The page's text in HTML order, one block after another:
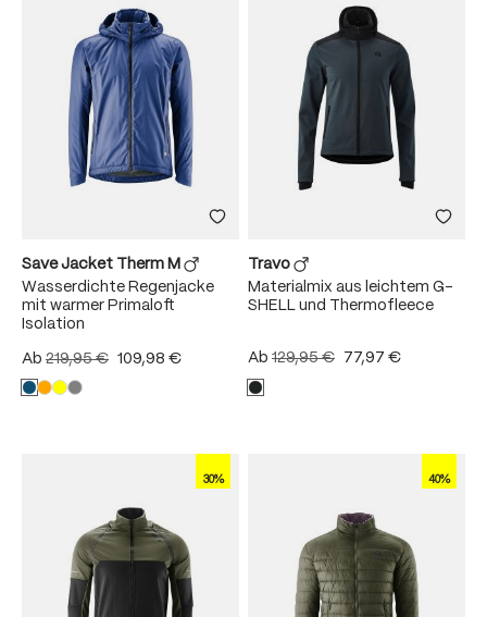
Save Jacket Therm M
Wasserdichte Regenjacke
mit warmer Primaloft
Isolation
Ab 219,95 € 109,98 €
Travo
Materialmix aus leichtem G-
SHELL und Thermofleece
Ab 129,95 € 77,97 €
30% 40%